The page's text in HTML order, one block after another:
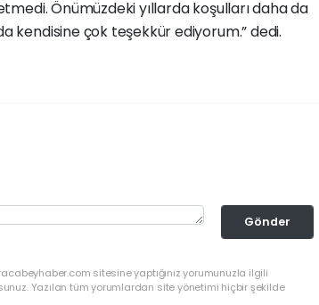
Önümüzdeki yıllarda koşulları daha da
kendisine çok teşekkür ediyorum.” dedi.
Gönder
sitesine yaptığınız yorumunuzla ilgili
Yazılan tüm yorumlardan site yönetimi hiçbir şekilde